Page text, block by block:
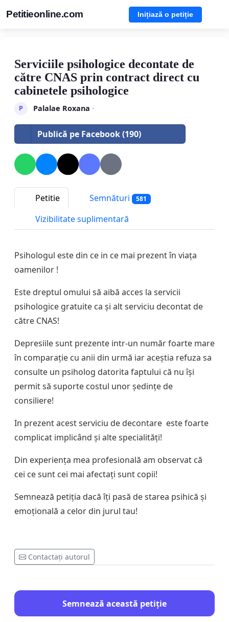
Petitieonline.com Inițiază o petiție
Serviciile psihologice decontate de
către CNAS prin contract direct cu
cabinetele psihologice
P Palalae Roxana ·
Publică pe Facebook (190)
Petitie Semnături 581
Vizibilitate suplimentară
Psihologul este din ce in ce mai prezent în viața
oamenilor !
Este dreptul omului să aibă acces la servicii
psihologice gratuite ca și alt serviciu decontat de
către CNAS!
Depresiile sunt prezente intr-un număr foarte mare
în comparație cu anii din urmă iar aceștia refuza sa
consulte un psiholog datorita faptului că nu își
permit să suporte costul unor ședințe de
consiliere!
In prezent acest serviciu de decontare este foarte
complicat implicând și alte specialități!
Din experiența mea profesională am observat că
cei ce sunt cei mai afectați sunt copii!
Semnează petiția dacă îți pasă de starea psihică și
emoțională a celor din jurul tau!
Contactați autorul
Semnează această petiție